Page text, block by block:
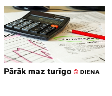
Pārāk maz turīgo © DIENA